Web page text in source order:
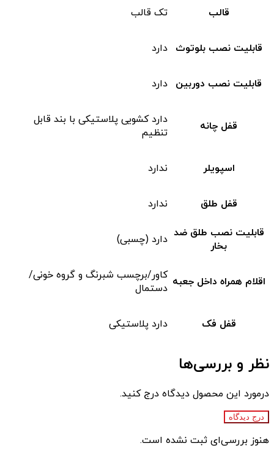
قالب تک قالب
قابلیت نصب بلوتوث دارد
قابلیت نصب دوربین دارد
قفل چانه
دارد کشویی پلاستیکی با بند قابل
تنظیم
اسپویلر ندارد
قفل طلق ندارد
قابلیت نصب طلق ضد
بخار
دارد (چسبی)
اقلام همراه داخل جعبه کاور/برچسب شبرنگ و گروه خونی/
دستمال
قفل فک دارد پلاستیکی
نظر و بررسی‌ها
درمورد این محصول دیدگاه درج کنید.
درج دیدگاه
هنوز بررسی‌ای ثبت نشده است.